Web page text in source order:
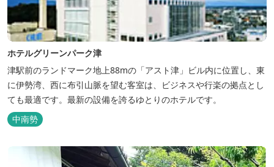
ホテルグリーンパーク津
津駅前のランドマーク地上88mの「アスト津」ビル内に位置し、東
に伊勢湾、西に布引山脈を望む客室は、ビジネスや行楽の拠点とし
ても最適です。最新の設備を誇るゆとりのホテルです。
中南勢